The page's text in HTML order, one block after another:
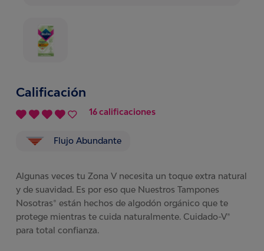
Calificación
16 calificaciones
Flujo Abundante
Algunas veces tu Zona V necesita un toque extra natural
y de suavidad. Es por eso que Nuestros Tampones
Nosotras® están hechos de algodón orgánico que te
protege mientras te cuida naturalmente. Cuidado-V®
para total confianza.